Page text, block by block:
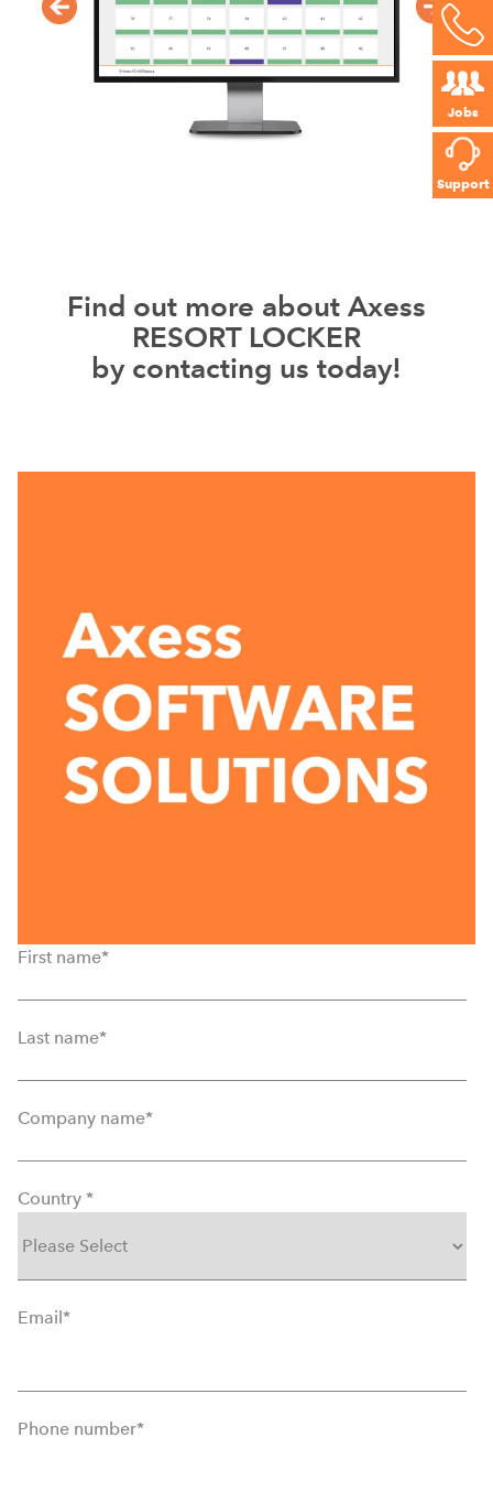
Jobs
Support
Find out more about Axess
RESORT LOCKER
by contacting us today!
First name*
Last name*
Company name*
Country *
Email*
Phone number*